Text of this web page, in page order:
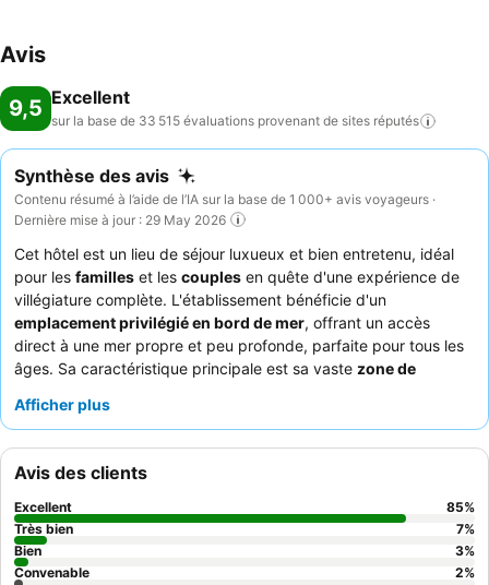
tout compris. Possibilité de prendre le petit-déjeuner, le déjeuner et
sont préparés à la demande. À tester absolument: les offres
spéciales. Les boissons servies incluent des boissons sans alcool,
crédit: Les cartes de crédit Visa et MasterCard sont acceptées.
Avis
9,5 Excellent
sur la base de 33 515 évaluations provenant de sites réputés
Synthèse des avis
Contenu résumé à l’aide de l’IA sur la base de 1 000+ avis voyageurs ·
Dernière mise à jour : 29 May 2026
Cet hôtel est un lieu de séjour luxueux et bien entretenu, idéal
pour les familles et les couples en quête d'une expérience de
villégiature complète. L'établissement bénéficie d'un
emplacement privilégié en bord de mer, offrant un accès
direct à une mer propre et peu profonde, parfaite pour tous les
âges. Sa caractéristique principale est sa vaste zone de
garantissant un divertissement sans fin. Les clients louent
les offres culinaires diverses et de haute qualité, en particulier
lesrestaurants à la carte
réserver une chambre aux étages supérieurs pour des
imprenables
Afficher plus
Avis des clients
Excellent 85%
Très bien
7%
Bien
3%
Convenable
2%